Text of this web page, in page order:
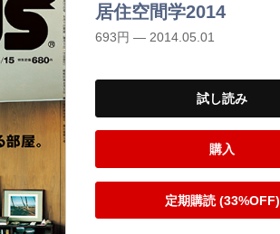
居住空間学2014
693円 — 2014.05.01
試し読み
購入
定期購読 (33%OFF)